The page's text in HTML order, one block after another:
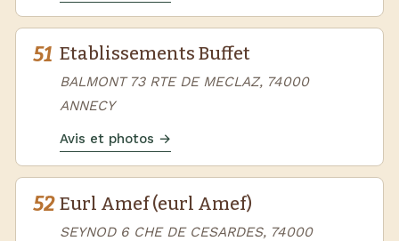
51 Etablissements Buffet
BALMONT 73 RTE DE MECLAZ, 74000
ANNECY
Avis et photos →
52 Eurl Amef (eurl Amef)
SEYNOD 6 CHE DE CESARDES, 74000